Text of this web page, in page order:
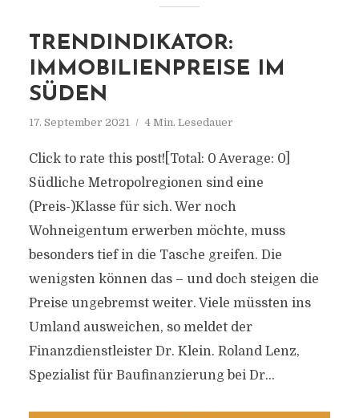
TRENDINDIKATOR:
IMMOBILIENPREISE IM
SÜDEN
17. September 2021 4 Min. Lesedauer
Click to rate this post![Total: 0 Average: 0]
Südliche Metropolregionen sind eine
(Preis-)Klasse für sich. Wer noch
Wohneigentum erwerben möchte, muss
besonders tief in die Tasche greifen. Die
wenigsten können das – und doch steigen die
Preise ungebremst weiter. Viele müssten ins
Umland ausweichen, so meldet der
Finanzdienstleister Dr. Klein. Roland Lenz,
Spezialist für Baufinanzierung bei Dr...